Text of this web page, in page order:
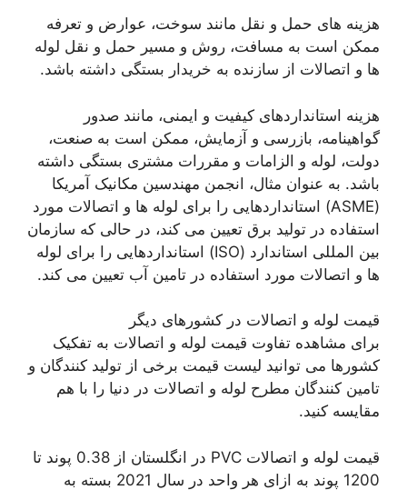
هزینه های حمل و نقل مانند سوخت، عوارض و تعرفه
ممکن است به مسافت، روش و مسیر حمل و نقل لوله
ها و اتصالات از سازنده به خریدار بستگی داشته باشد.
هزینه استانداردهای کیفیت و ایمنی، مانند صدور
گواهینامه، بازرسی و آزمایش، ممکن است به صنعت،
دولت، لوله و الزامات و مقررات مشتری بستگی داشته
باشد. به عنوان مثال، انجمن مهندسین مکانیک آمریکا
(ASME) استانداردهایی را برای لوله ها و اتصالات مورد
استفاده در تولید برق تعیین می کند، در حالی که سازمان
بین المللی استاندارد (ISO) استانداردهایی را برای لوله
ها و اتصالات مورد استفاده در تامین آب تعیین می کند.
قیمت لوله و اتصالات در کشورهای دیگر
برای مشاهده تفاوت قیمت لوله و اتصالات به تفکیک
کشورها می توانید لیست قیمت برخی از تولید کنندگان و
تامین کنندگان مطرح لوله و اتصالات در دنیا را با هم
مقایسه کنید.
قیمت لوله و اتصالات PVC در انگلستان از 0.38 پوند تا
1200 پوند به ازای هر واحد در سال 2021 بسته به